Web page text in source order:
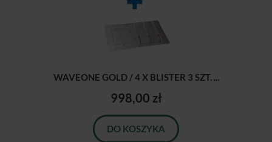
WAVEONE GOLD / 4 X BLISTER 3 SZT. ...
998,00 zł
DO KOSZYKA